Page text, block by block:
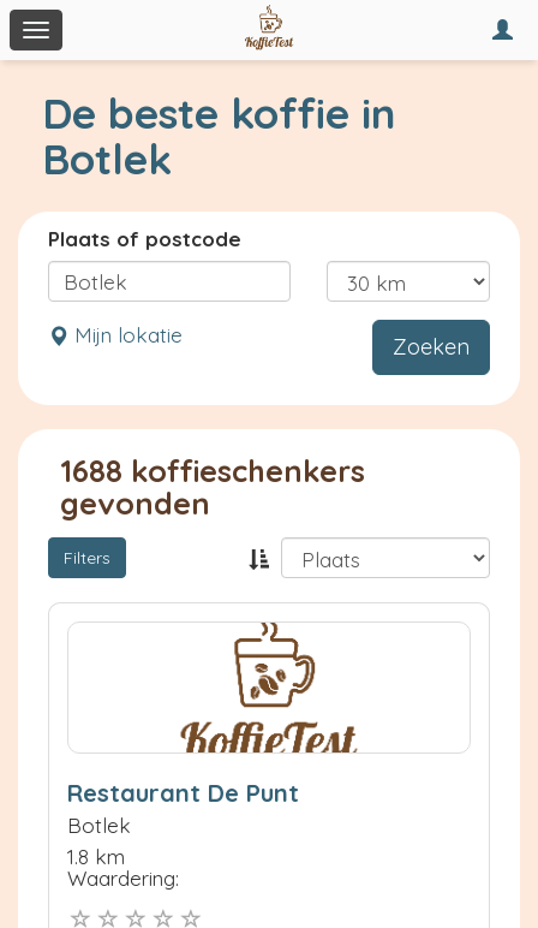
Toggle
navigation
De beste koffie in
Botlek
Plaats of postcode
Mijn lokatie Zoeken
1688 koffieschenkers
gevonden
Filters
Restaurant De Punt
Botlek
1.8 km
Waardering: